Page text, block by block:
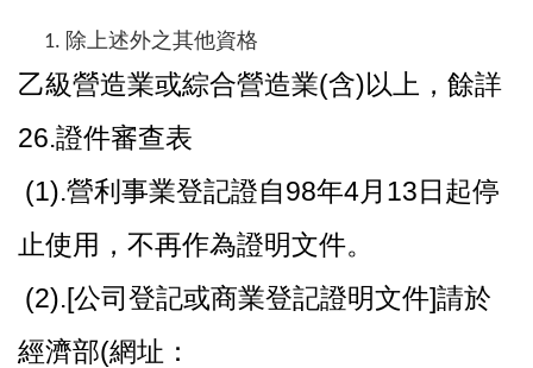
除上述外之其他資格
乙級營造業或綜合營造業(含)以上，餘詳
26.證件審查表
(1).營利事業登記證自98年4月13日起停
止使用，不再作為證明文件。
(2).[公司登記或商業登記證明文件]請於
經濟部(網址：